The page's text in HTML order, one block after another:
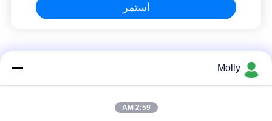
استمر
مقطورة مرحاض متحركة فاخرة مع ضمان لمدة سنة واحدة
مقطورة مرحاض خارجية متنقلة مخصصة مع حمامات 2 للتخييم
Molly
2:59 AM